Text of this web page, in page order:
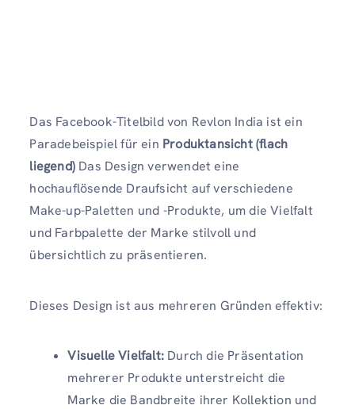
Das Facebook-Titelbild von Revlon India ist ein
Paradebeispiel für ein Produktansicht (flach
liegend) Das Design verwendet eine
hochauflösende Draufsicht auf verschiedene
Make-up-Paletten und -Produkte, um die Vielfalt
und Farbpalette der Marke stilvoll und
übersichtlich zu präsentieren.
Dieses Design ist aus mehreren Gründen effektiv:
Visuelle Vielfalt: Durch die Präsentation
mehrerer Produkte unterstreicht die
Marke die Bandbreite ihrer Kollektion und